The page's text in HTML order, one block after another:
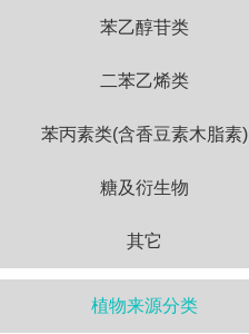
苯乙醇苷类
二苯乙烯类
苯丙素类(含香豆素木脂素)
糖及衍生物
其它
植物来源分类